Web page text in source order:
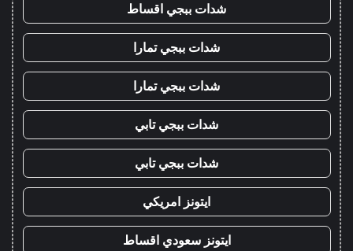
شدات ببجي اقساط
شدات ببجي تمارا
شدات ببجي تمارا
شدات ببجي تابي
شدات ببجي تابي
ايتونز امريكي
ايتونز سعودي اقساط